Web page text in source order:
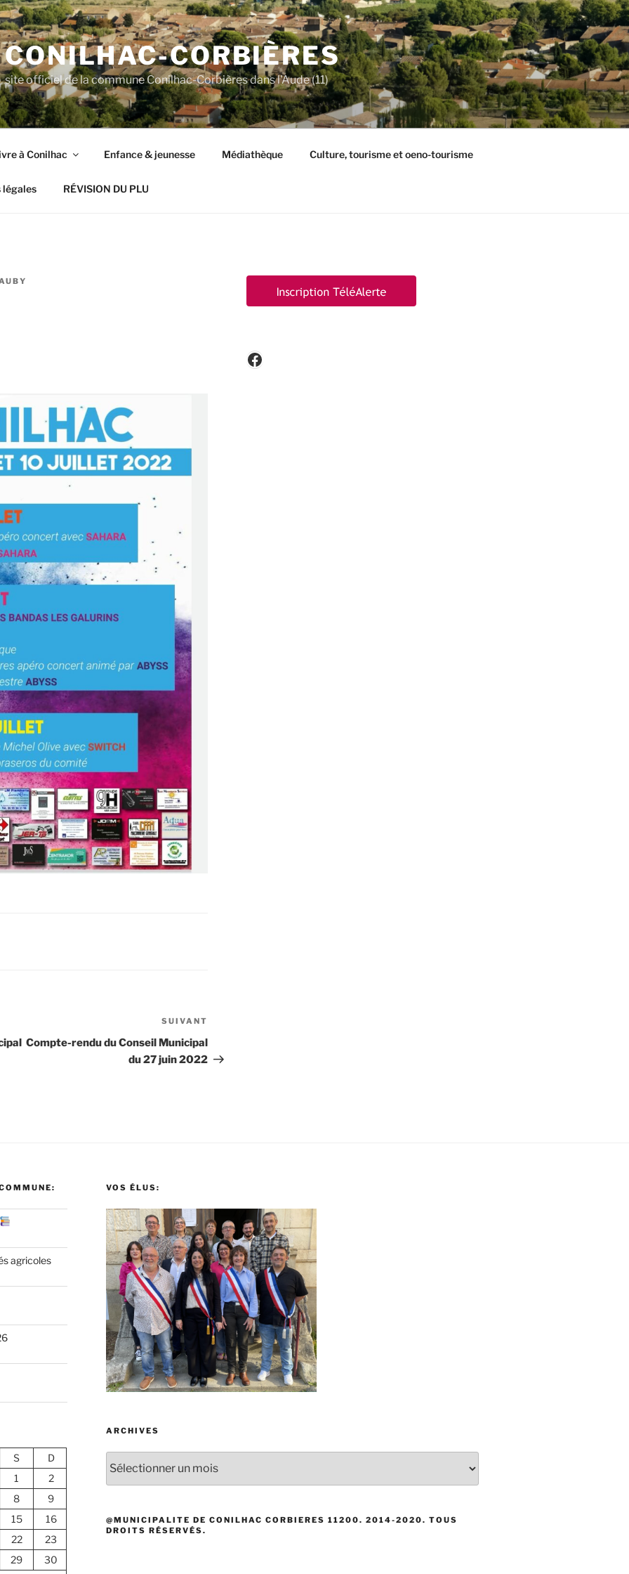
CONILHAC-CORBIÈRES
site officiel de la commune Conilhac-Corbières dans l'Aude (11)
à Conilhac Enfance & jeunesse Médiathèque Culture, tourisme et oeno-tourisme
légales RÉVISION DU PLU
suivant
SUIVANT
Compte-rendu du Conseil Municipal
du 27 juin 2022
Facebook
agricoles
S
D
1
2
8
9
15
16
22
23
29
30
VOS ÉLUS:
ARCHIVES
@MUNICIPALITE DE CONILHAC CORBIERES 11200. 2014-2020. TOUS
DROITS RÉSERVÉS.